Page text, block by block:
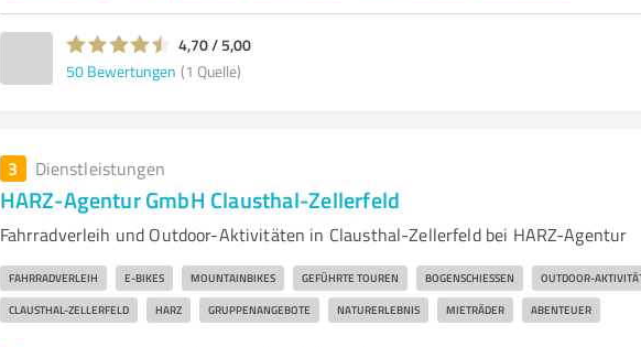
4,70 / 5,00
50 Bewertungen (1 Quelle)
3 Dienstleistungen
HARZ-Agentur GmbH Clausthal-Zellerfeld
Fahrradverleih und Outdoor-Aktivitäten in Clausthal-Zellerfeld bei HARZ-Agentur
FAHRRADVERLEIH E-BIKES MOUNTAINBIKES GEFÜHRTE TOUREN BOGENSCHIESSEN OUTDOOR-
CLAUSTHAL-ZELLERFELD HARZ GRUPPENANGEBOTE NATURERLEBNIS MIETRÄDER ABENTEUER